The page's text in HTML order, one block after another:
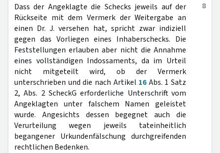
8
Dass der Angeklagte die Schecks jeweils auf der
Rückseite mit dem Vermerk der Weitergabe an
einen Dr. J. versehen hat, spricht zwar indiziell
gegen das Vorliegen eines Inhaberschecks. Die
Feststellungen erlauben aber nicht die Annahme
eines vollständigen Indossaments, da im Urteil
nicht mitgeteilt wird, ob der Vermerk
unterschrieben und die nach Artikel 16Abs. 1 Satz
2, Abs. 2 ScheckG erforderliche Unterschrift vom
Angeklagten unter falschem Namen geleistet
wurde. Angesichts dessen begegnet auch die
Verurteilung wegen jeweils tateinheitlich
begangener Urkundenfälschung durchgreifenden
rechtlichen Bedenken.